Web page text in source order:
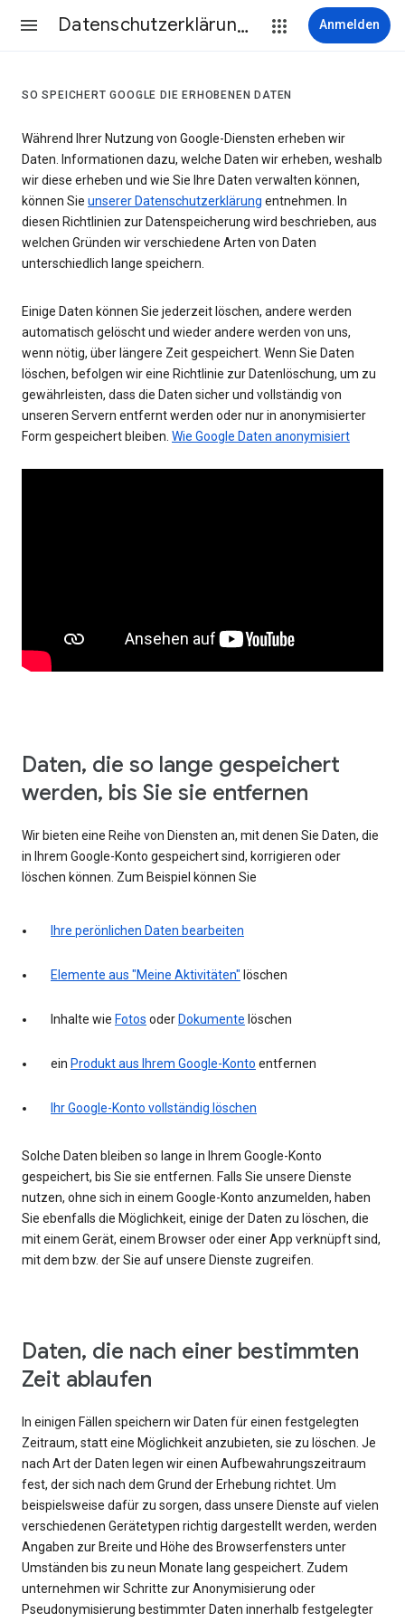
Datenschutzerklärung & Nutzungsbedingungen Anmelden
SO SPEICHERT GOOGLE DIE ERHOBENEN DATEN
Während Ihrer Nutzung von Google-Diensten erheben wir
Daten. Informationen dazu, welche Daten wir erheben, weshalb
wir diese erheben und wie Sie Ihre Daten verwalten können,
können Sie unserer Datenschutzerklärung entnehmen. In
diesen Richtlinien zur Datenspeicherung wird beschrieben, aus
welchen Gründen wir verschiedene Arten von Daten
unterschiedlich lange speichern.
Einige Daten können Sie jederzeit löschen, andere werden
automatisch gelöscht und wieder andere werden von uns,
wenn nötig, über längere Zeit gespeichert. Wenn Sie Daten
löschen, befolgen wir eine Richtlinie zur Datenlöschung, um zu
gewährleisten, dass die Daten sicher und vollständig von
unseren Servern entfernt werden oder nur in anonymisierter
Form gespeichert bleiben. Wie Google Daten anonymisiert
Daten, die so lange gespeichert
werden, bis Sie sie entfernen
Wir bieten eine Reihe von Diensten an, mit denen Sie Daten, die
in Ihrem Google-Konto gespeichert sind, korrigieren oder
löschen können. Zum Beispiel können Sie
Ihre perönlichen Daten bearbeiten
Elemente aus "Meine Aktivitäten" löschen
Inhalte wie Fotos oder Dokumente löschen
ein Produkt aus Ihrem Google-Konto entfernen
Ihr Google-Konto vollständig löschen
Solche Daten bleiben so lange in Ihrem Google-Konto
gespeichert, bis Sie sie entfernen. Falls Sie unsere Dienste
nutzen, ohne sich in einem Google-Konto anzumelden, haben
Sie ebenfalls die Möglichkeit, einige der Daten zu löschen, die
mit einem Gerät, einem Browser oder einer App verknüpft sind,
mit dem bzw. der Sie auf unsere Dienste zugreifen.
Daten, die nach einer bestimmten
Zeit ablaufen
In einigen Fällen speichern wir Daten für einen festgelegten
Zeitraum, statt eine Möglichkeit anzubieten, sie zu löschen. Je
nach Art der Daten legen wir einen Aufbewahrungszeitraum
fest, der sich nach dem Grund der Erhebung richtet. Um
beispielsweise dafür zu sorgen, dass unsere Dienste auf vielen
verschiedenen Gerätetypen richtig dargestellt werden, werden
Angaben zur Breite und Höhe des Browserfensters unter
Umständen bis zu neun Monate lang gespeichert. Zudem
unternehmen wir Schritte zur Anonymisierung oder
Pseudonymisierung bestimmter Daten innerhalb festgelegter